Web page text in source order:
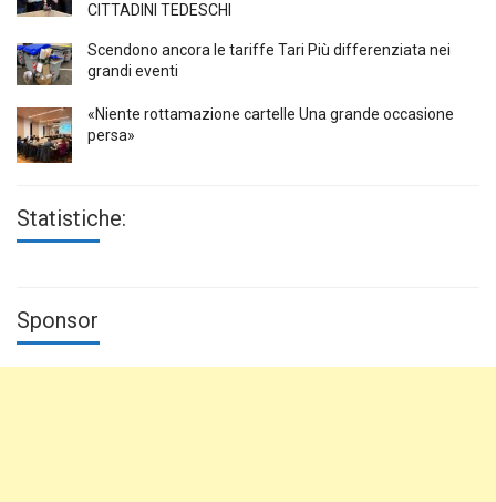
CITTADINI TEDESCHI
Scendono ancora le tariffe Tari Più differenziata nei
grandi eventi
«Niente rottamazione cartelle Una grande occasione
persa»
Statistiche:
Sponsor